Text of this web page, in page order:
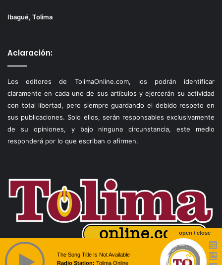
Ibagué, Tolima
Aclaración:
Los editores de TolimaOnline.com, los podrán identificar
claramente en cada uno de sus artículos y ejercerán su actividad
con total libertad, pero siempre guardando el debido respeto en
sus publicaciones. Solo ellos, serán responsables exclusivamente
de su opiniones, y bajo ninguna circunstancia, este medio
responderá por lo que escriban o afirmen.
open / close
The Song Title Is Not Available
Radio Station: Tolima Online